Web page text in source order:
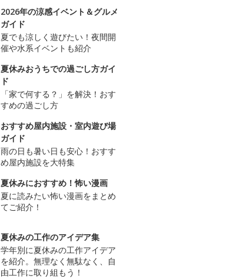
2026年の涼感イベント＆グルメ
ガイド
夏でも涼しく遊びたい！夜間開
催や水系イベントも紹介
夏休みおうちでの過ごし方ガイ
ド
「家で何する？」を解決！おす
すめの過ごし方
おすすめ屋内施設・室内遊び場
ガイド
雨の日も暑い日も安心！おすす
め屋内施設を大特集
夏休みにおすすめ！怖い漫画
夏に読みたい怖い漫画をまとめ
てご紹介！
夏休みの工作のアイデア集
学年別に夏休みの工作アイデア
を紹介。無理なく無駄なく、自
由工作に取り組もう！